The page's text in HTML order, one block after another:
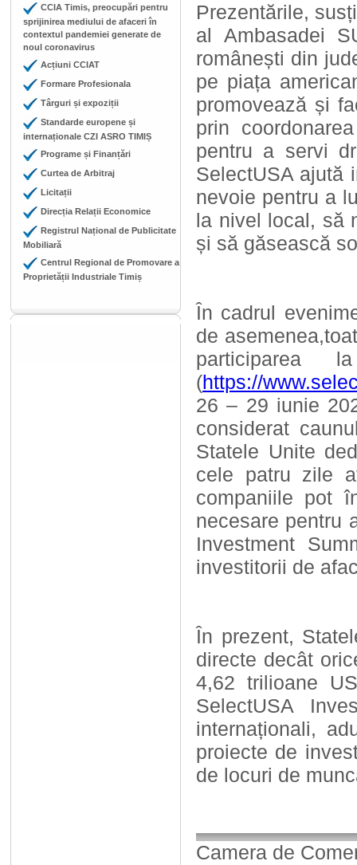
CCIA Timis, preocupări pentru
sprijinirea mediului de afaceri în
contextul pandemiei generate de
noul coronavirus
Acțiuni CCIAT
Formare Profesionala
Târguri și expoziții
Standarde europene și
internaționale CZI ASRO TIMIȘ
Programe și Finanțări
Curtea de Arbitraj
Licitații
Direcția Relații Economice
Registrul Național de Publicitate
Mobiliară
Centrul Regional de Promovare a
Proprietății Industriale Timiș
Prezentările,
al Ambasadei
românești din
pe piața
promovează și
prin
pentru a servi
SelectUSA ajută
nevoie pentru a
la nivel local, să
și să găsească
În cadrul
de
participarea
(https://
26 – 29 iunie
considerat
Statele Unite
cele patru zile
companiile pot
necesare pentru
Investment
investitorii de
În prezent,
directe decât
4,62 trilioane
SelectUSA
internaționali,
proiecte de
de locuri de
Camera de